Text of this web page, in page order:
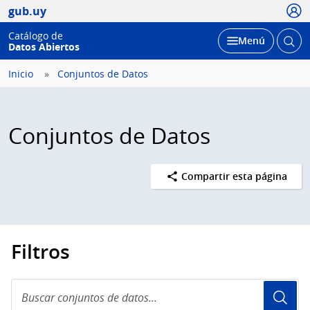
gub.uy
Catálogo de
Datos Abiertos
Desplegar
Menú Abrir
Inicio Conjuntos de Datos
Conjuntos de Datos
Compartir esta página
Filtros
conjuntos